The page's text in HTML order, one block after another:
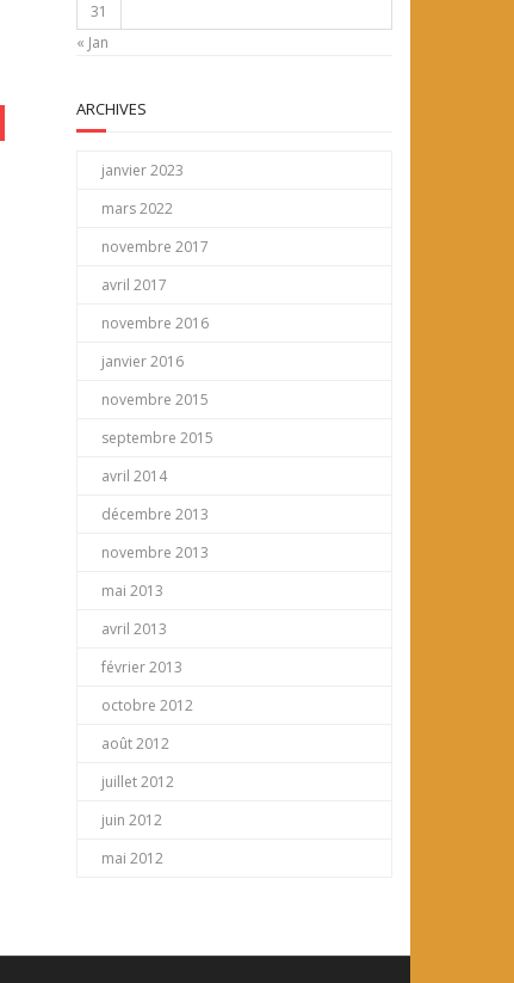
31
« Jan
ARCHIVES
janvier 2023
mars 2022
novembre 2017
avril 2017
novembre 2016
janvier 2016
novembre 2015
septembre 2015
avril 2014
décembre 2013
novembre 2013
mai 2013
avril 2013
février 2013
octobre 2012
août 2012
juillet 2012
juin 2012
mai 2012